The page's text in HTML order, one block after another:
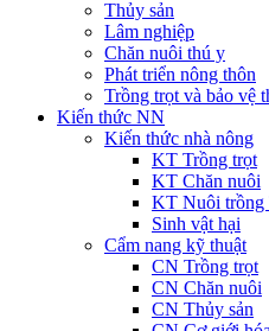
Thủy sản
Lâm nghiệp
Chăn nuôi thú y
Phát triển nông thôn
Trồng trọt và bảo vệ
Kiến thức NN
Kiến thức nhà nông
KT Trồng trọt
KT Chăn nuôi
KT Nuôi trồng
Sinh vật hại
Cẩm nang kỹ thuật
CN Trồng trọt
CN Chăn nuôi
CN Thủy sản